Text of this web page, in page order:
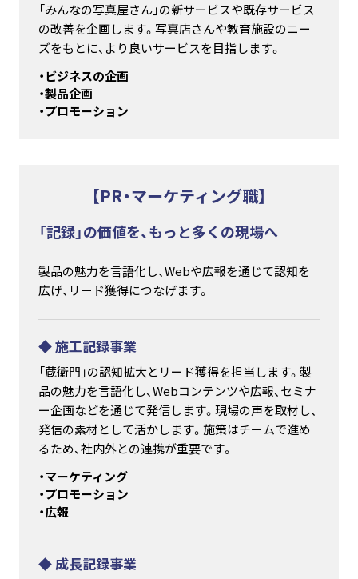
「みんなの写真屋さん」の新サービスや既存サービス
の改善を企画します。写真店さんや教育施設のニー
ズをもとに、より良いサービスを目指します。
・ビジネスの企画
・製品企画
・プロモーション
【PR・マーケティング職】
「記録」の価値を、もっと多くの現場へ
製品の魅力を言語化し、Webや広報を通じて認知を
広げ、リード獲得につなげます。
◆ 施工記録事業
「蔵衛門」の認知拡大とリード獲得を担当します。製
品の魅力を言語化し、Webコンテンツや広報、セミナ
ー企画などを通じて発信します。現場の声を取材し、
発信の素材として活かします。施策はチームで進め
るため、社内外との連携が重要です。
・マーケティング
・プロモーション
・広報
◆ 成長記録事業